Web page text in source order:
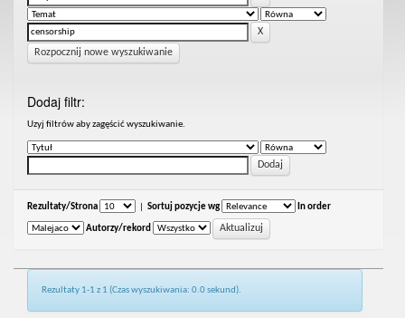
Rozpocznij nowe wyszukiwanie
Dodaj filtr:
Uzyj filtrów aby zagęścić wyszukiwanie.
Rezultaty/Strona Sortuj pozycje wg In order
Autorzy/rekord
Rezultaty 1-1 z 1 (Czas wyszukiwania: 0.0 sekund).